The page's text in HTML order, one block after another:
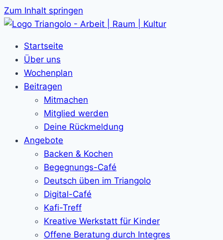
Zum Inhalt springen
Startseite
Über uns
Wochenplan
Beitragen
Mitmachen
Mitglied werden
Deine Rückmeldung
Angebote
Backen & Kochen
Begegnungs-Café
Deutsch üben im Triangolo
Digital-Café
Kafi-Treff
Kreative Werkstatt für Kinder
Offene Beratung durch Integres